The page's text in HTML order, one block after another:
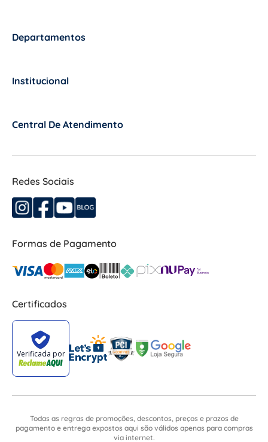
Departamentos
Institucional
Central De Atendimento
Redes Sociais
Formas de Pagamento
Certificados
Todas as regras de promoções, descontos, preços e prazos de
pagamento e entrega expostos aqui são válidos apenas para compras
via internet.